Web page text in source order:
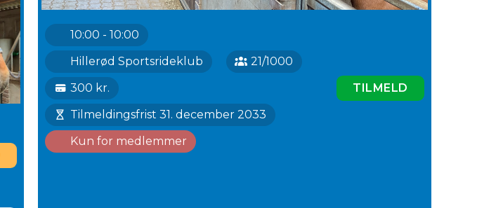
10:00 - 10:00
Hillerød Sportsrideklub
21/1000
300 kr.
Tilmeldingsfrist 31. december 2033
Kun for medlemmer
TILMELD